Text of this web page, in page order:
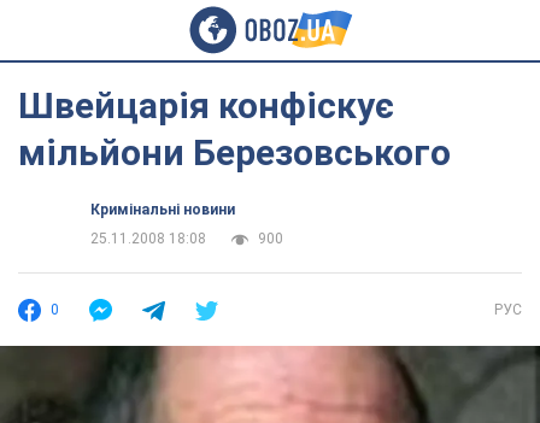
Швейцарія конфіскує
мільйони Березовського
Кримінальні новини
25.11.2008 18:08
900
0 РУС